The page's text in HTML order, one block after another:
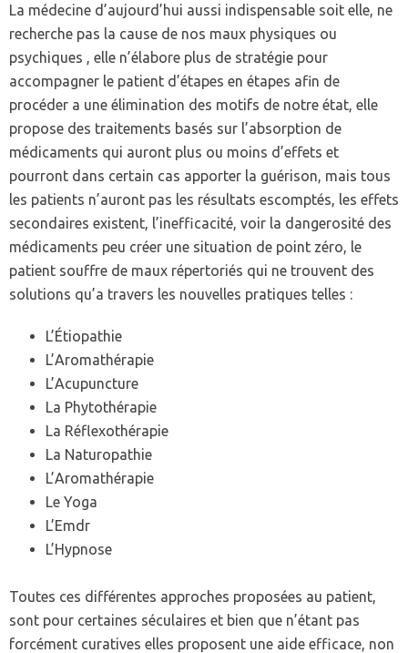
La médecine d’aujourd’hui aussi indispensable soit elle, ne
recherche pas la cause de nos maux physiques ou
psychiques , elle n’élabore plus de stratégie pour
accompagner le patient d’étapes en étapes afin de
procéder a une élimination des motifs de notre état, elle
propose des traitements basés sur l’absorption de
médicaments qui auront plus ou moins d’effets et
pourront dans certain cas apporter la guérison, mais tous
les patients n’auront pas les résultats escomptés, les effets
secondaires existent, l’inefficacité, voir la dangerosité des
médicaments peu créer une situation de point zéro, le
patient souffre de maux répertoriés qui ne trouvent des
solutions qu’a travers les nouvelles pratiques telles :
L’Étiopathie
L’Aromathérapie
L’Acupuncture
La Phytothérapie
La Réflexothérapie
La Naturopathie
L’Aromathérapie
Le Yoga
L’Emdr
L’Hypnose
Toutes ces différentes approches proposées au patient,
sont pour certaines séculaires et bien que n’étant pas
forcément curatives elles proposent une aide efficace, non